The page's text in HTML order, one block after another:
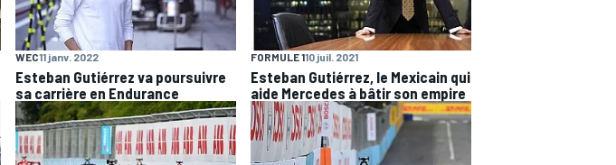
WEC11 janv. 2022
Esteban Gutiérrez va poursuivre
sa carrière en Endurance
FORMULE 110 juil. 2021
Esteban Gutiérrez, le Mexicain qui
aide Mercedes à bâtir son empire